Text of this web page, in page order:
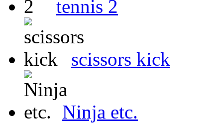
tennis 2
scissors kick
Ninja etc.